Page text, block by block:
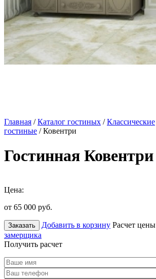
Главная /Каталог гостиных /Классические
гостиные / Ковентри
Гостинная Ковентри
Цена:
от 65 000 руб.
Заказать Добавить в корзину Расчет цены
замерщика
Получить расчет